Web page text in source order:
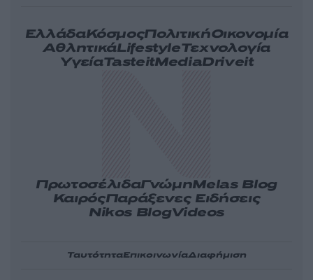
ΕλλάδαΚόσμοςΠολιτικήΟικονομία
ΑθλητικάLifestyleΤεχνολογία
ΥγείαTasteitMediaDriveit
ΠρωτοσέλιδαΓνώμηMelas Blog
ΚαιρόςΠαράξενες Ειδήσεις
Nikos BlogVideos
ΤαυτότηταΕπικοινωνίαΔιαφήμιση